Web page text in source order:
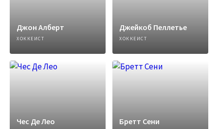
Джон Алберт
ХОККЕИСТ
Джейкоб Пеллетье
ХОККЕИСТ
Чес Де Лео Бретт Сени